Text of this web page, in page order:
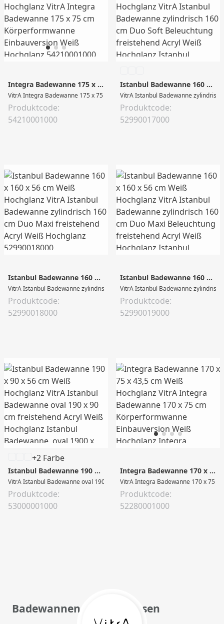
Integra Badewanne 175 x 75 x 43,5 cm Weiß Hochglanz
VitrA Integra Badewanne 175 x 75 cm Körperformwanne Einbauversion
Produktcode:
54210001000
Istanbul Badewanne 160 x 160 x 56 cm Weiß Hochglanz
VitrA Istanbul Badewanne
Produktcode:
52990017000
Istanbul Badewanne 160 x 160 x 56 cm Weiß Hochglanz
VitrA Istanbul Badewanne zylindrisch 160 cm Duo Maxi freistehend Acryl
Produktcode:
52990018000
Istanbul Badewanne 160 x 160 x 56 cm Weiß Hochglanz
VitrA Istanbul Badewanne
Produktcode:
52990019000
+2 Farbe
Istanbul Badewanne 190 x 90 x 56 cm Weiß Hochglanz
VitrA Istanbul Badewanne oval 190 x 90 cm freistehend Acryl Weiß
Produktcode:
53000001000
Integra Badewanne 170 x 75 x 43,5 cm Weiß Hochglanz
VitrA Integra Badewanne 170 x 75
Produktcode:
52280001000
Badewannen & Duschtassen